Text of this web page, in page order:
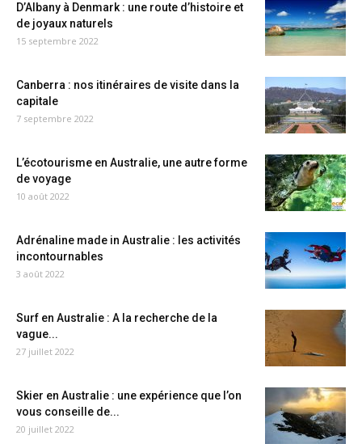
D’Albany à Denmark : une route d’histoire et
de joyaux naturels
15 septembre 2022
Canberra : nos itinéraires de visite dans la
capitale
7 septembre 2022
L’écotourisme en Australie, une autre forme
de voyage
10 août 2022
Adrénaline made in Australie : les activités
incontournables
3 août 2022
Surf en Australie : A la recherche de la
vague...
27 juillet 2022
Skier en Australie : une expérience que l’on
vous conseille de...
20 juillet 2022